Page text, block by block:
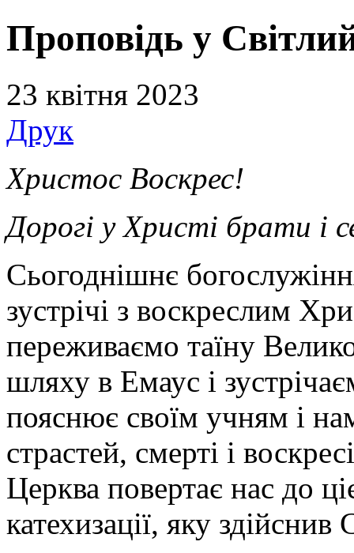
Проповідь у
23 квітня 2023
Друк
Христос Воскрес!
Дорогі у Христі брати і
Сьогоднішнє
зустрічі з воскреслим
переживаємо таїну
шляху в Емаус і
пояснює своїм учням і
страстей, смерті і
Церква повертає нас до
катехизації, яку